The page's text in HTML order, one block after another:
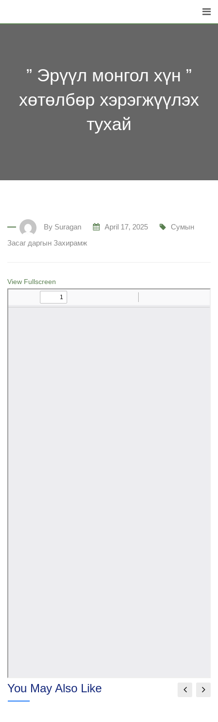
” Эрүүл монгол хүн ”
хөтөлбөр хэрэгжүүлэх
тухай
By Suragan April 17, 2025
Сумын
Засаг даргын Захирамж
View Fullscreen
You May Also Like